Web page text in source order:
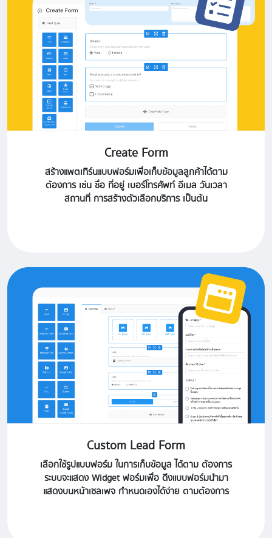
Create Form
สร้างแพตเทิร์นแบบฟอร์มเพื่อเก็บข้อมูลลูกค้าได้ตาม
ต้องการ เช่น ชื่อ ที่อยู่ เบอร์โทรศัพท์ อีเมล วันเวลา
สถานที่ การสร้างตัวเลือกบริการ เป็นต้น
Custom Lead Form
เลือกใช้รูปแบบฟอร์ม ในการเก็บข้อมูล ได้ตาม ต้องการ
ระบบจะแสดง Widget ฟอร์มเพื่อ ดึงแบบฟอร์มนำมา
แสดงบนหน้าเซลเพจ กำหนดเองได้ง่าย ตามต้องการ